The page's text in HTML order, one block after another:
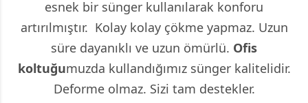
esnek bir sünger kullanılarak konforu
artırılmıştır. Kolay kolay çökme yapmaz. Uzun
süre dayanıklı ve uzun ömürlü. Ofis
koltuğumuzda kullandığımız sünger kalitelidir.
Deforme olmaz. Sizi tam destekler.